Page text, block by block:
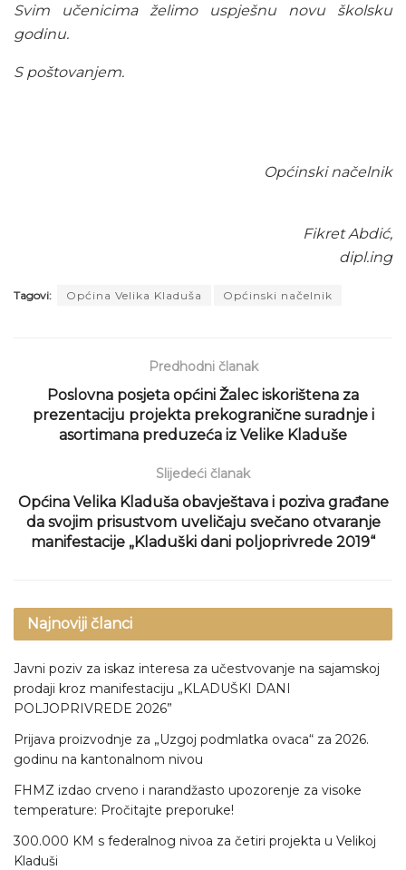
Svim učenicima želimo uspješnu novu školsku
godinu.
S poštovanjem.
Općinski načelnik
Fikret Abdić,
dipl.ing
Tagovi: Općina Velika Kladuša Općinski načelnik
Predhodni članak
Poslovna posjeta općini Žalec iskorištena za
prezentaciju projekta prekogranične suradnje i
asortimana preduzeća iz Velike Kladuše
Slijedeći članak
Općina Velika Kladuša obavještava i poziva građane
da svojim prisustvom uveličaju svečano otvaranje
manifestacije „Kladuški dani poljoprivrede 2019“
Najnoviji članci
Javni poziv za iskaz interesa za učestvovanje na sajamskoj
prodaji kroz manifestaciju „KLADUŠKI DANI
POLJOPRIVREDE 2026”
Prijava proizvodnje za „Uzgoj podmlatka ovaca“ za 2026.
godinu na kantonalnom nivou
FHMZ izdao crveno i narandžasto upozorenje za visoke
temperature: Pročitajte preporuke!
300.000 KM s federalnog nivoa za četiri projekta u Velikoj
Kladuši